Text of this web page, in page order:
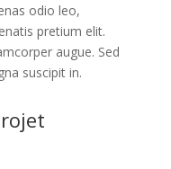
odio leo,
pretium elit.
augue. Sed
suscipit in.